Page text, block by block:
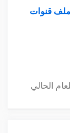
ملف قنوات
الحالي